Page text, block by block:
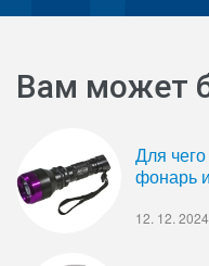
Вам может
Для
фонарь
12. 12. 2024